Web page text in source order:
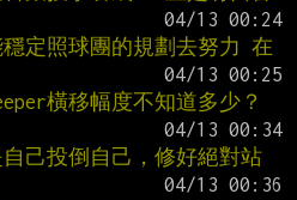
定照球團的規劃去努力 在
橫移幅度不知道多少？
己投倒自己，修好絕對站